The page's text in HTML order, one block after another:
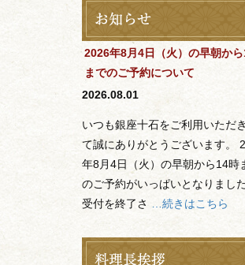
2026年8月4日（火）の早朝か
までのご予約について
2026.08.01
いつも銀座十石をご利用いただ
て誠にありがとうございます。
年8月4日（火）の早朝から14時
のご予約がいっぱいとなりまし
受付を終了さ
…続きはこちら